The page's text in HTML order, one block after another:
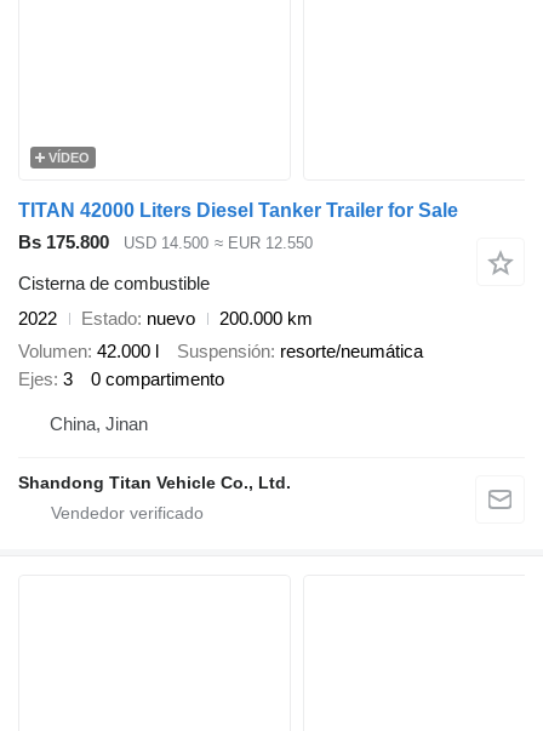
VÍDEO
TITAN 42000 Liters Diesel Tanker Trailer for Sale
Bs 175.800
USD 14.500 ≈ EUR 12.550
Cisterna de combustible
2022
Estado nuevo
200.000 km
Volumen 42.000 l Suspensión resorte/neumática
Ejes 3 0 compartimento
China, Jinan
Shandong Titan Vehicle Co., Ltd.